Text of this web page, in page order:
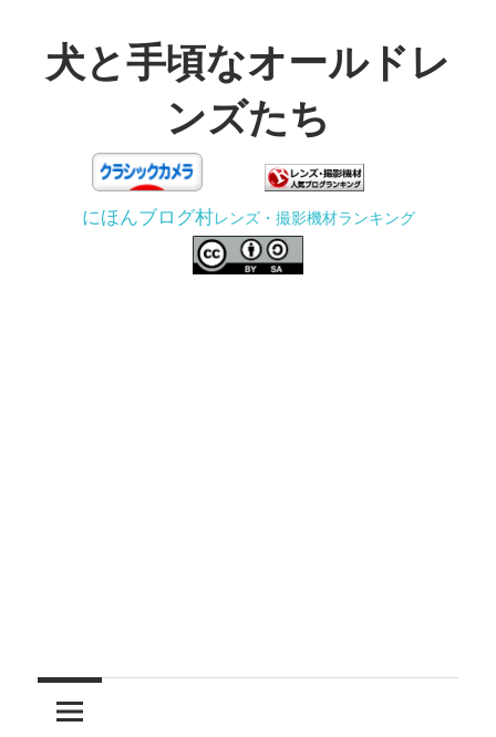
テ犬と手頃なオールドレ
ンズたち
う
にほんブログ村レンズ・撮影機材ランキング